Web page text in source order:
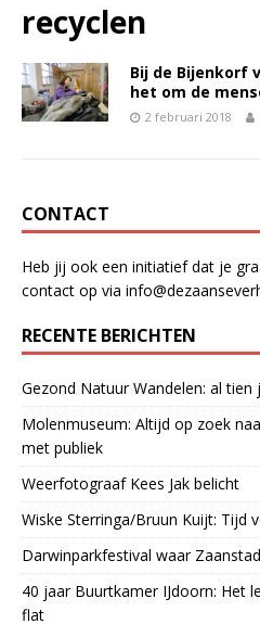
recyclen
Bij de Bijenkorf
het om de
2 februari 2018
CONTACT
Heb jij ook een initiatief dat je
contact op via
RECENTE BERICHTEN
Gezond Natuur Wandelen: al tien
Molenmuseum: Altijd op zoek
met publiek
Weerfotograaf Kees Jak belicht
Wiske Sterringa/Bruun Kuijt: Tijd
Darwinparkfestival waar
40 jaar Buurtkamer IJdoorn: Het
flat